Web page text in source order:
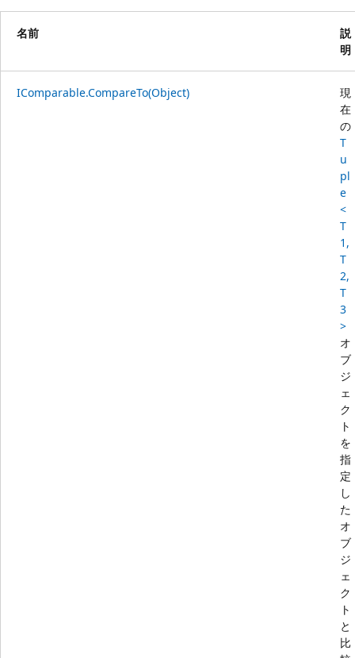
名前
説
明
IComparable.CompareTo(Object)
現
在
の
T
u
pl
e
<
T
1,
T
2,
T
3
>
オ
ブ
ジ
ェ
ク
ト
を
指
定
し
た
オ
ブ
ジ
ェ
ク
ト
と
比